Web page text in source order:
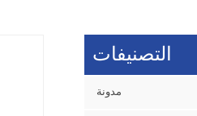
التصنيفات
مدونة